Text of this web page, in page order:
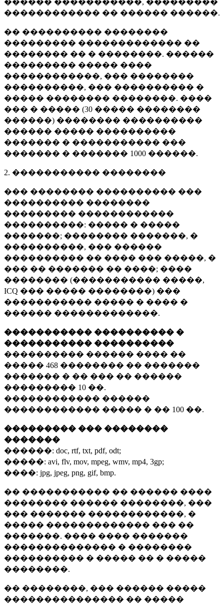
������ �����������, ���������
������������ �� ������ ������.
�� ���������� ��������
��������� ������������� ��
�������� �� � ��������. ������
��������� ����� ����
������������, ��� ��������
����������, ��� ���������� �
����� �������� ��������. ����
��� � ����� (30 ����� ��������
������) �������� ����������
������ ����� ����������
������� � ����������� ���
������� � ������� 1000 ������.
2. ����������� ��������
��� �������� ���������� ���
���������� ��������
��������� ������������
����������: ����� � �����
�������; �������� �������, �
����������, ��� ������
���������� �� ���� ��� �����, �
��� �� ������� �� ����; ����
�������� (����������� �����,
ICQ ��� ����� ��������) ���
����������� ����� � ���� �
������ �������������.
����������� ���������� �
����������� ����������
���������� ������ ���� ��
����� 468 �������� �� �������
������� � �� ��� �� ������
��������� 10 ��.
������������ ������
������������ ����� � �� 100 ��.
��������� ��� ��������
�������
������: doc, rtf, txt, pdf, odt;
�����: avi, flv, mov, mpeg, wmv, mp4, 3gp;
����: jpg, jpeg, png, gif, bmp.
�� ����������� �� ������ ����
�������� ������ ��������, ���
��� ������� ������������, �
����� ������������� ��� ��
�������. ���� ���� �������
�������������� � ��������
���������� � ����� �� � �����
��������.
�� ��������, ��� ������ �����
��������������� �� �����